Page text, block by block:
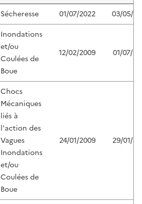
Sécheresse 01/07/2022 03/05/
Inondations
et/ou
Coulées de
Boue
12/02/2009 01/07/
Chocs
Mécaniques
liés à
l'action des
Vagues
Inondations
et/ou
Coulées de
Boue
24/01/2009 29/01/